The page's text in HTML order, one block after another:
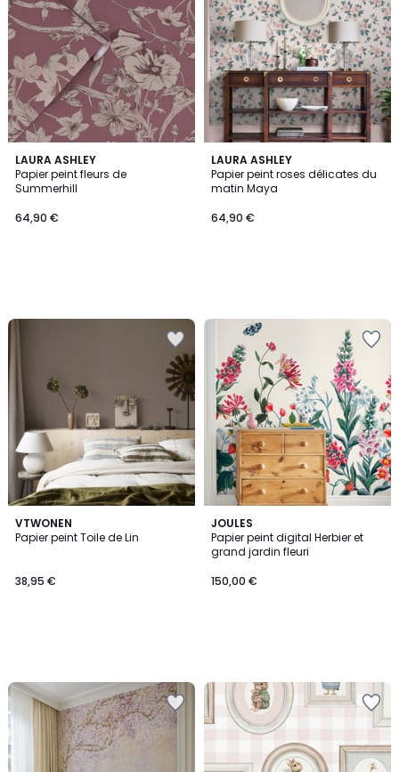
LAURA ASHLEY
Papier peint fleurs de
Summerhill
64,90 €
LAURA ASHLEY
Papier peint roses délicates du
matin Maya
64,90 €
VTWONEN
Papier peint Toile de Lin
38,95 €
JOULES
Papier peint digital Herbier et
grand jardin fleuri
150,00 €